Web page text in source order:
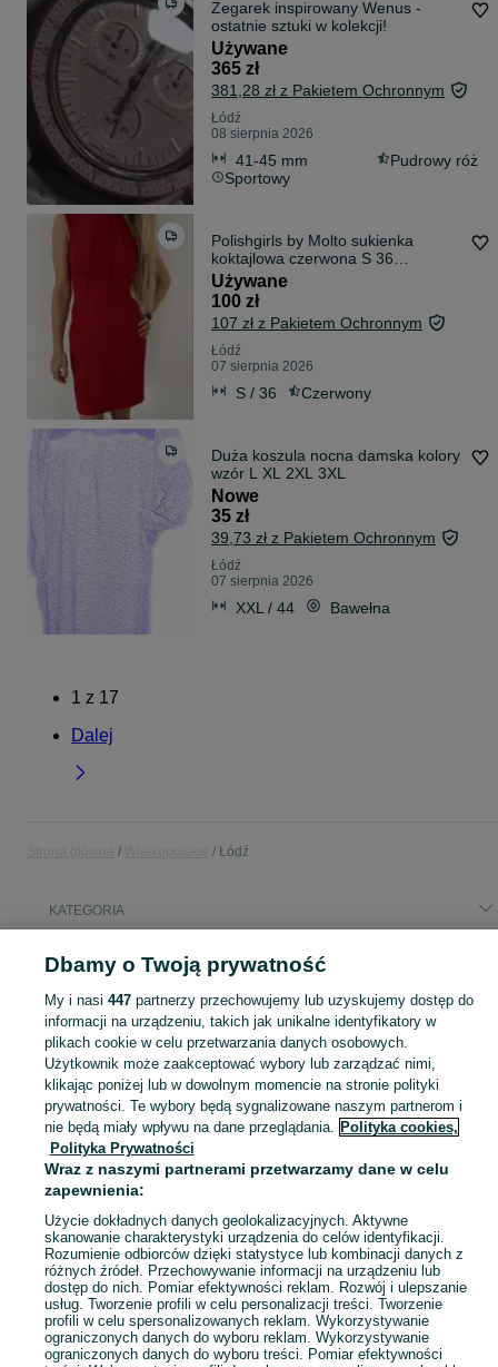
Zegarek inspirowany Wenus -
ostatnie sztuki w kolekcji!
Używane
365 zł
381,28 zł z Pakietem Ochronnym
Łódź
08 sierpnia 2026
41-45 mm
Pudrowy róż
Sportowy
Polishgirls by Molto sukienka
koktajlowa czerwona S 36
wieczorowa
Używane
100 zł
107 zł z Pakietem Ochronnym
Łódź
07 sierpnia 2026
S / 36 Czerwony
Duża koszula nocna damska kolory
wzór L XL 2XL 3XL
Nowe
35 zł
39,73 zł z Pakietem Ochronnym
Łódź
07 sierpnia 2026
XXL / 44 Bawełna
1 z 17
Dalej
Łódź
KATEGORIA
Popularne wyszukiwania
Mapa kategorii
Mapa miejscowości
Mapa ministron
Popularne wyszukiwania
Dbamy o Twoją prywatność
My i nasi 447partnerzy przechowujemy lub uzyskujemy dostęp do
informacji na urządzeniu, takich jak unikalne identyfikatory w
plikach cookie w celu przetwarzania danych osobowych.
Użytkownik może zaakceptować wybory lub zarządzać nimi,
klikając poniżej lub w dowolnym momencie na stronie polityki
prywatności. Te wybory będą sygnalizowane naszym partnerom i
nie będą miały wpływu na dane przeglądania. Polityka cookies,
Polityka Prywatności
Wraz z naszymi partnerami przetwarzamy dane w celu
zapewnienia:
Użycie dokładnych danych geolokalizacyjnych. Aktywne
skanowanie charakterystyki urządzenia do celów identyfikacji.
Rozumienie odbiorców dzięki statystyce lub kombinacji danych z
różnych źródeł. Przechowywanie informacji na urządzeniu lub
dostęp do nich. Pomiar efektywności reklam. Rozwój i ulepszanie
usług. Tworzenie profili w celu personalizacji treści. Tworzenie
profili w celu spersonalizowanych reklam. Wykorzystywanie
ograniczonych danych do wyboru reklam. Wykorzystywanie
ograniczonych danych do wyboru treści. Pomiar efektywności